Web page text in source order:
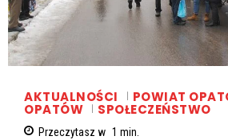
AKTUALNOŚCI POWIAT
OPATÓW SPOŁECZEŃSTWO
Przeczytasz w 1 min.